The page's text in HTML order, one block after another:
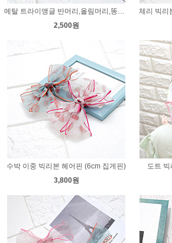
메탈 트라이앵글 반머리,올림머리,똥머리 집게핀
2,500원
체리 빅리
수박 이중 빅리본 헤어핀 (6cm 집게핀)
3,800원
도트